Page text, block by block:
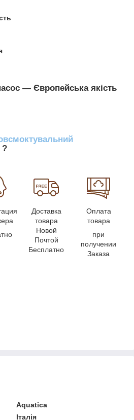
— Європейська якість
?
Доставка
товара
Новой
Почтой
Бесплатно
Оплата
товара
при
получении
Заказа
Aquatica
Італія